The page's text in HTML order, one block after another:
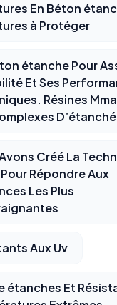
En Béton
à Protéger
étanche Pour
Et Ses
Résines
Créé La
Répondre Aux
Les Plus
Aux Uv
étanches Et